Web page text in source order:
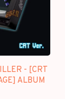
- [CRT
ALBUM